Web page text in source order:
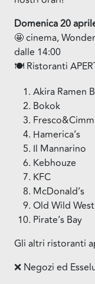
Domenica 20
🤩 cinema,
dalle 14:00
🍽 Ristoranti
Akira Ramen
Bokok
Hamerica’s
Il Mannarino
Kebhouze
KFC
McDonald’s
Old Wild West
Pirate’s Bay
Gli altri ristoranti
❌ Negozi ed